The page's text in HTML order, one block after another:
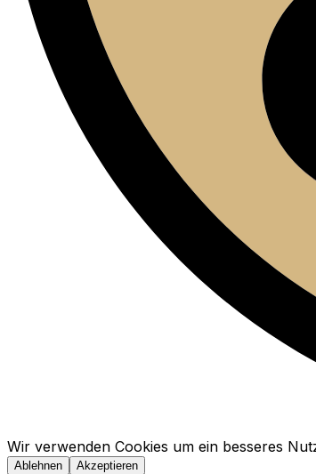
Wir verwenden Cookies um ein besseres
Ablehnen Akzeptieren